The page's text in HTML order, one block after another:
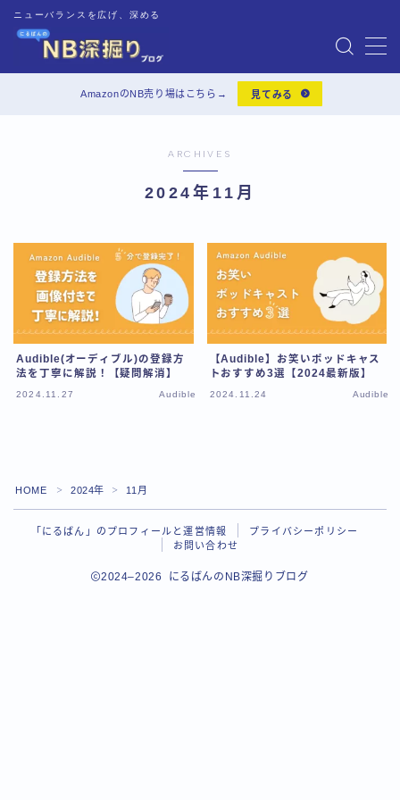
ニューバランスを広げ、深める
MENU
インソール
Audible
一人暮らしグッズ
AmazonのNB売り場はこちら→ 見てみる
ARCHIVES
2024年11月
Audible(オーディブル)の登録方
法を丁寧に解説！【疑問解消】
2024.11.27 Audible
【Audible】お笑いポッドキャス
トおすすめ3選【2024最新版】
2024.11.24 Audible
HOME ＞ 2024年 ＞ 11月
「にるばん」のプロフィールと運営情報
プライバシーポリシー
お問い合わせ
2024–2026 にるばんのNB深掘りブログ